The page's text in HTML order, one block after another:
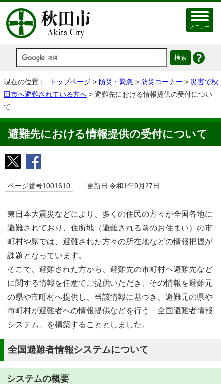
メニュー
現在の位置： トップページ > 防災・緊急 > 防災コーナー > 災害で秋
田市へ避難されている方へ > 避難先における情報提供の受付につい
て
避難先における情報提供の受付について
ページ番号1001610 更新日 令和1年9月27日
東日本大震災などにより、多くの住民の方々が全国各地に
避難されており、住所地（避難される前のお住まい）の市
町村や県では、避難された方々の所在地などの情報把握が
課題となっています。
そこで、避難された方から、避難先の市町村へ避難先など
に関する情報を任意でご提供いただき、その情報を避難元
の県や市町村へ提供し、当該情報に基づき、避難元の県や
市町村が避難者への情報提供などを行う「全国避難者情報
システム」を構築することとしました。
全国避難者情報システムについて
システムの概要